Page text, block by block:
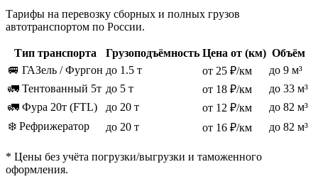
Тарифы на перевозку сборных и полных грузов
автотранспортом по России.
Тип транспорта Грузоподъёмность Цена от (км) Объём
🚐 ГАЗель / Фургон до 1.5 т от 25 ₽/км
до 9 м³
🚛 Тентованный 5т до 5 т от 18 ₽/км
до 33 м³
🚛 Фура 20т (FTL)
до 20 т от 12 ₽/км
до 82 м³
❄️ Рефрижератор
до 20 т от 16 ₽/км до 82 м³
* Цены без учёта погрузки/выгрузки и таможенного
оформления.